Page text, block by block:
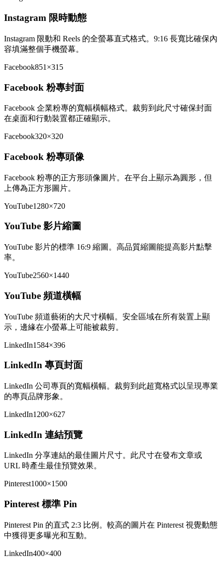
Instagram 限時動態
Instagram 限動和 Reels 的全螢幕直式格式。9:16 長寬比確保內
容填滿整個手機螢幕。
Facebook851×315
Facebook 粉專封面
Facebook 企業粉專的寬幅橫幅格式。裁剪到此尺寸確保封面
在桌面和行動裝置都正確顯示。
Facebook320×320
Facebook 粉專頭像
Facebook 粉專的正方形頭像圖片。在平台上顯示為圓形，但
上傳為正方形圖片。
YouTube1280×720
YouTube 影片縮圖
YouTube 影片的標準 16:9 縮圖。高品質縮圖能提高影片點擊
率。
YouTube2560×1440
YouTube 頻道橫幅
YouTube 頻道藝術的大尺寸橫幅。安全區域在所有裝置上顯
示，邊緣在小螢幕上可能被裁剪。
LinkedIn1584×396
LinkedIn 專頁封面
LinkedIn 公司專頁的寬幅橫幅。裁剪到此超寬格式以呈現專業
的專頁品牌形象。
LinkedIn1200×627
LinkedIn 連結預覽
LinkedIn 分享連結的最佳圖片尺寸。此尺寸在發布文章或
URL 時產生最佳預覽效果。
Pinterest1000×1500
Pinterest 標準 Pin
Pinterest Pin 的直式 2:3 比例。較高的圖片在 Pinterest 視覺動態
中獲得更多曝光和互動。
LinkedIn400×400